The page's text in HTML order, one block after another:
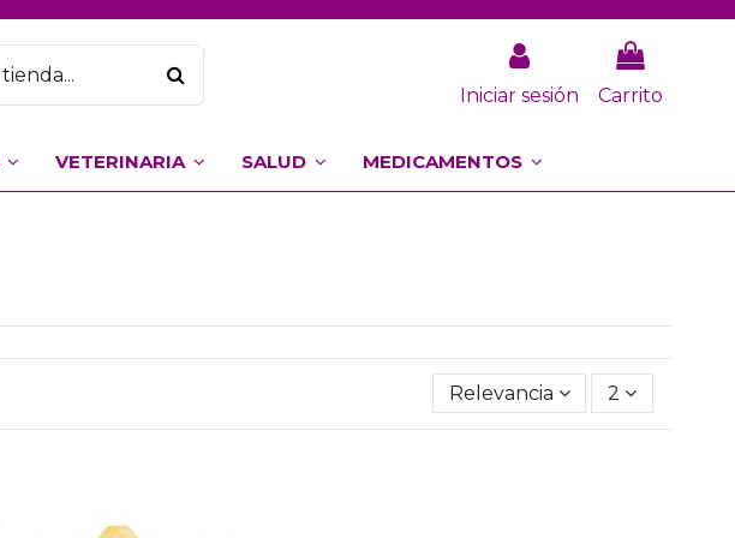
Iniciar sesión Carrito
VETERINARIA SALUD MEDICAMENTOS
Relevancia 2